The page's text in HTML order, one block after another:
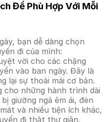
Để Phù Hợp Với Mỗi
bạn dễ dàng chọn
đi của mình:
vời cho các chặng
vào ban ngày. Đây là
lại sự thoải mái cơ bản.
cho những hành trình dài
giường ngả êm ái, đèn
và nhiều tiện ích khác,
đi thật thư giãn.